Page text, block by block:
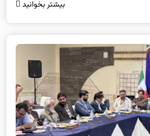
بیشتر بخوانید